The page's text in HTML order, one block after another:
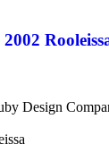
Design